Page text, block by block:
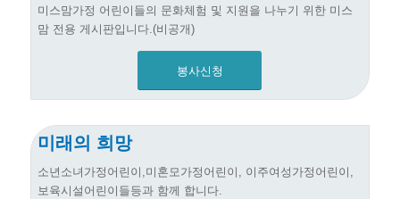
미스맘가정 어린이들의 문화체험 및 지원을 나누기 위한 미스
맘 전용 게시판입니다.(비공개)
봉사신청
미래의 희망
소년소녀가정어린이,미혼모가정어린이, 이주여성가정어린이,
보육시설어린이들등과 함께 합니다.